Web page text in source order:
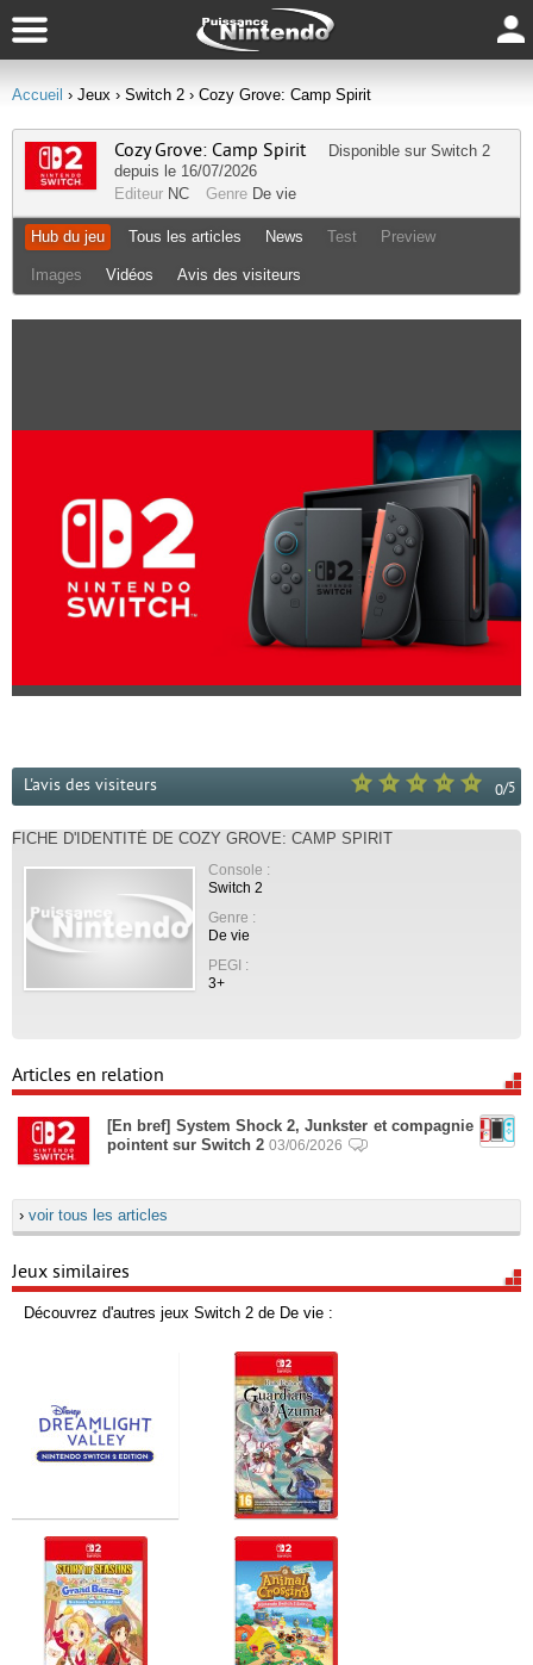
Accueil › Jeux › Switch 2 › Cozy Grove: Camp Spirit
Cozy Grove: Camp Spirit Disponible sur Switch 2
depuis le 16/07/2026
Editeur NC Genre De vie
Hub du jeu Tous les articles News Test Preview
Images Vidéos Avis des visiteurs
0/5
L'avis des visiteurs
FICHE D'IDENTITÉ DE COZY GROVE: CAMP SPIRIT
Console :
Switch 2
Genre :
De vie
PEGI :
3+
Articles en relation
[En bref] System Shock 2, Junkster et compagnie
pointent sur Switch 2 03/06/2026
› voir tous les articles
Jeux similaires
Découvrez d'autres jeux Switch 2 de De vie :